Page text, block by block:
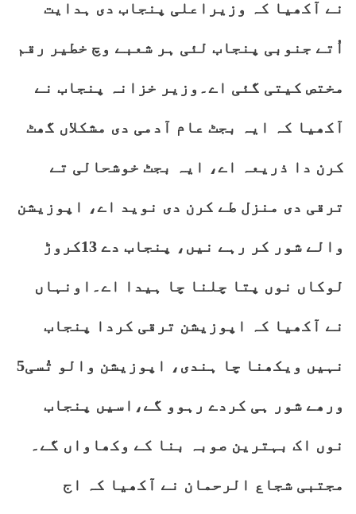
نے آکھیا کہ وزیراعلی پنجاب دی ہدایت
اُتے جنوبی پنجاب لئی ہر شعبے وچ خطیر رقم
مختص کیتی گئی اے۔وزیر خزانہ پنجاب نے
آکھیا کہ ایہ بجٹ عام آدمی دی مشکلاں گھٹ
کرن دا ذریعہ اے، ایہ بجٹ خوشحالی تے
ترقی دی منزل طے کرن دی نوید اے، اپوزیشن
والے شور کر رہے نیں، پنجاب دے 13کروڑ
لوکاں نوں پتا چلنا چا ہیدا اے۔اونہاں
نے آکھیا کہ اپوزیشن ترقی کردا پنجاب
نہیں ویکھنا چا ہندی، اپوزیشن والو تُسی5
ورھے شور ہی کردے رہوو گے،اسیں پنجاب
نوں اک بہترین صوبہ بنا کے وکھاواں گے۔
مجتبی شجاع الرحمان نے آکھیا کہ اج